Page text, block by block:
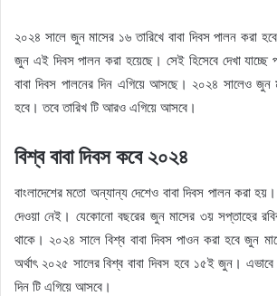
২০২৪ সালে জুন মাসের ১৬ তারিখে বাবা দিবস পালন করা
জুন এই দিবস পালন করা হয়েছে। সেই হিসেবে দেখা যাচ্ছে
বাবা দিবস পালনের দিন এগিয়ে আসছে। ২০২৪ সালেও জুন
হবে। তবে তারিখ টি আরও এগিয়ে আসবে।
বিশ্ব বাবা দিবস কবে ২০২৪
বাংলাদেশের মতো অন্যান্য দেশেও বাবা দিবস পালন করা
দেওয়া নেই। যেকোনো বছরের জুন মাসের ৩য় সপ্তাহের
থাকে। ২০২৪ সালে বিশ্ব বাবা দিবস পাওন করা হবে জুন
অর্থাৎ ২০২৫ সালের বিশ্ব বাবা দিবস হবে ১৫ই জুন।
দিন টি এগিয়ে আসবে।